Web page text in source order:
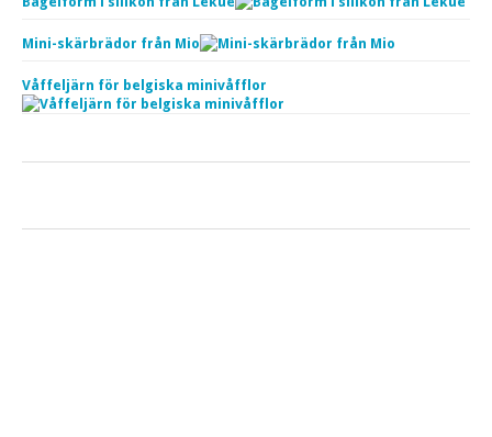
Mini-skärbrädor från Mio
Våffeljärn för belgiska minivåfflor